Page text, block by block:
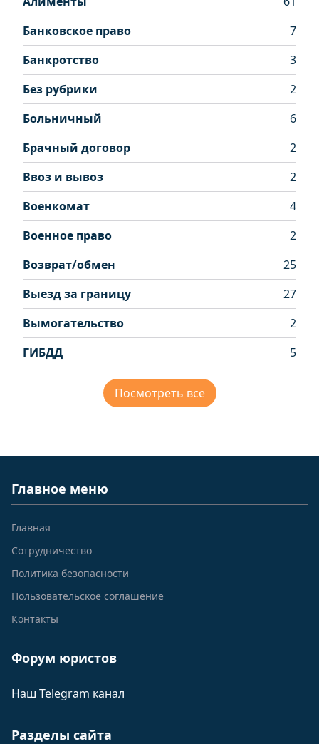
Банковское право
7
Банкротство
3
Без рубрики
2
Больничный
6
Брачный договор
2
Ввоз и вывоз
2
Военкомат
4
Военное право
2
Возврат/обмен
25
Выезд за границу
27
Вымогательство
2
ГИБДД
5
Посмотреть все
Главное меню
Главная
Сотрудничество
Политика безопасности
Пользовательское соглашение
Контакты
Форум юристов
Наш Telegram канал
Разделы сайта